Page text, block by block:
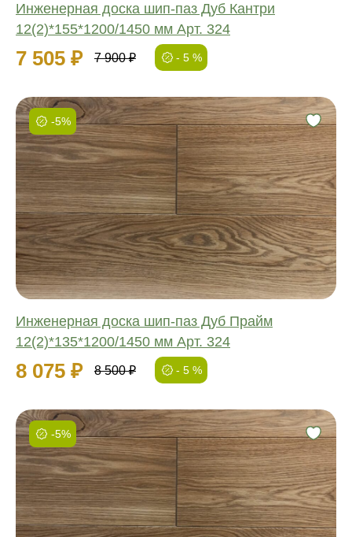
Инженерная доска шип-паз Дуб Кантри
12(2)*155*1200/1450 мм Арт. 324
7 505 ₽ 7 900 ₽ - 5 %
-5%
Инженерная доска шип-паз Дуб Прайм
12(2)*135*1200/1450 мм Арт. 324
8 075 ₽ 8 500 ₽ - 5 %
Фаска:
Соединение:
Обработка:
Длина:
Ширина:
Толщина:
-5%
Фаска:
Соединение:
Обработка:
Длина:
Ширина: